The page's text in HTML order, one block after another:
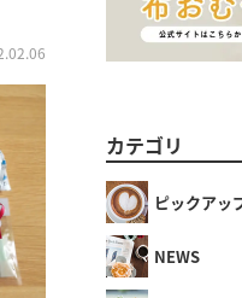
カテゴリ
ピックアッ
NEWS